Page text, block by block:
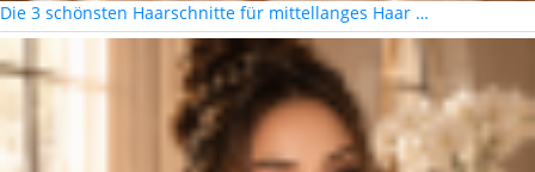
Die 3 schönsten Haarschnitte für mittellanges Haar …